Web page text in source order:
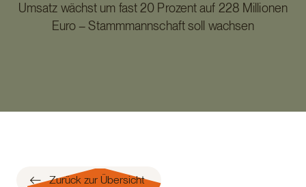
Umsatz wächst um fast 20 Prozent auf 228 Millionen
Euro – Stammmannschaft soll wachsen
Zurück zur Übersicht